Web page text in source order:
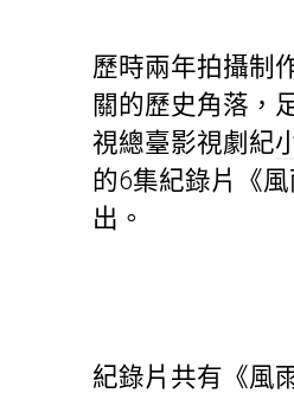
歷時兩年拍攝制
關的歷史角落，
視總臺影視劇紀
的6集紀錄片《
出。
紀錄片共有《風